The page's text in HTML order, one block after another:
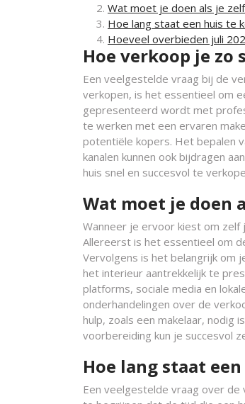
Wat moet je doen als je
Hoe lang staat een huis te
Hoeveel overbieden juli
Hoe verkoop je zo
Een veelgestelde vraag bij de
verkopen, is het essentieel om
gepresenteerd wordt met
te werken met een ervaren
potentiële kopers. Het bepalen
kanalen kunnen ook bijdragen
huis snel en succesvol te
Wat moet je doen
Wanneer je ervoor kiest om zelf
Allereerst is het essentieel om
Vervolgens is het belangrijk om
het interieur aantrekkelijk te
platforms, sociale media en
onderhandelingen over de
hulp, zoals een makelaar, nodig
voorbereiding kun je succesvol
Hoe lang staat
Een veelgestelde vraag over de